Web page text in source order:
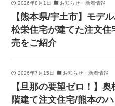
2026年8月1日 お知らせ・新着情報
【熊本県/宇土市】モデ
松栄住宅が建てた注文
売をご紹介
2026年7月15日 お知らせ・新着情報
【旦那の要望ゼロ！】
階建て注文住宅/熊本の